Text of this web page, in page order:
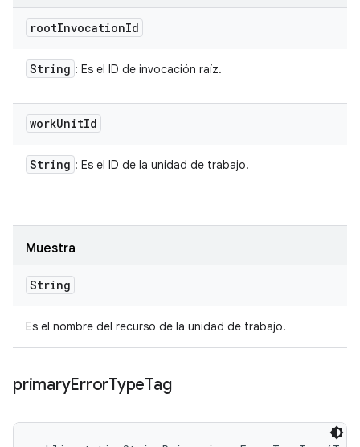
rootInvocationId
String : Es el ID de invocación raíz.
workUnitId
String : Es el ID de la unidad de trabajo.
Muestra
String
Es el nombre del recurso de la unidad de trabajo.
primaryErrorTypeTag